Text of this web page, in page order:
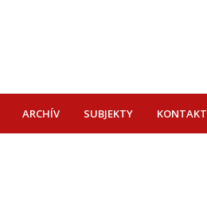
ARCHÍV SUBJEKTY KONTAKT